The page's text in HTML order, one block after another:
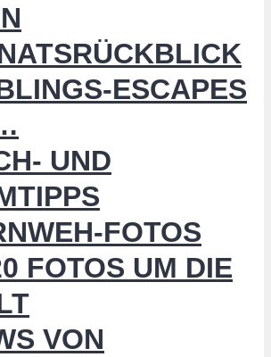
ESCAPES
UND
FOTOS
FOTOS UM DIE
VON